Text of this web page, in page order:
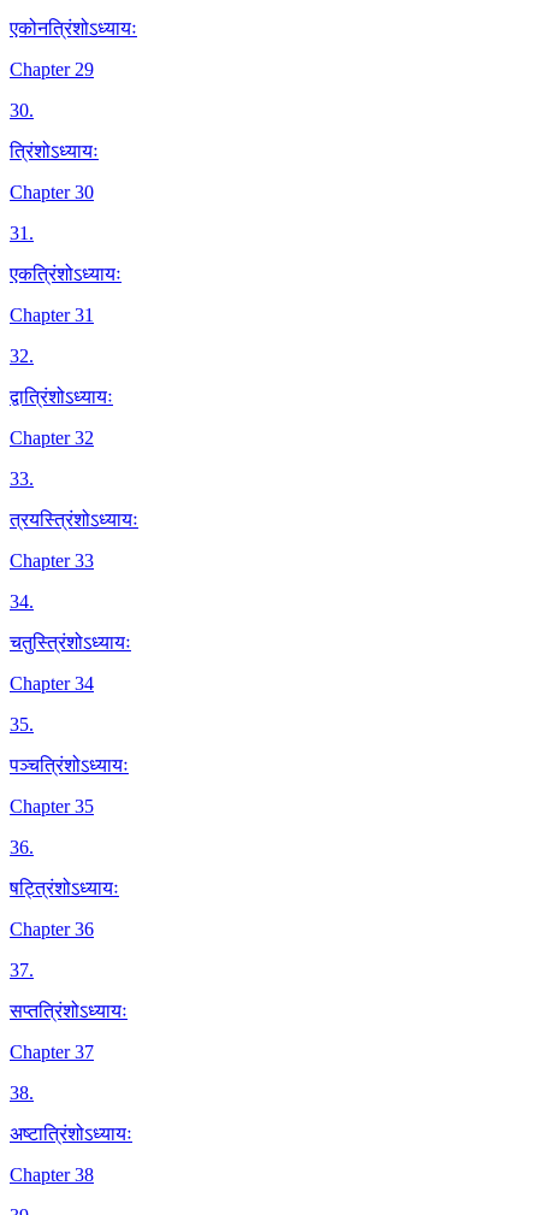
एकोनत्रिंशोऽध्यायः
Chapter 29
30.
त्रिंशोऽध्यायः
Chapter 30
31.
एकत्रिंशोऽध्यायः
Chapter 31
32.
द्वात्रिंशोऽध्यायः
Chapter 32
33.
त्रयस्त्रिंशोऽध्यायः
Chapter 33
34.
चतुस्त्रिंशोऽध्यायः
Chapter 34
35.
पञ्चत्रिंशोऽध्यायः
Chapter 35
36.
षट्त्रिंशोऽध्यायः
Chapter 36
37.
सप्तत्रिंशोऽध्यायः
Chapter 37
38.
अष्टात्रिंशोऽध्यायः
Chapter 38